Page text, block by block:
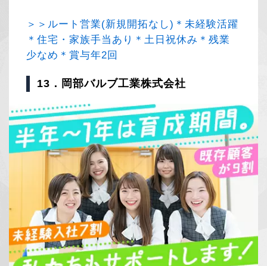
＞＞ルート営業(新規開拓なし)＊未経験活躍
＊住宅・家族手当あり＊土日祝休み＊残業
少なめ＊賞与年2回
13．岡部バルブ工業株式会社